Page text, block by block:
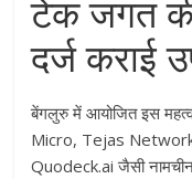
टेक जगत
दर्ज कराई
बेंगलुरु में आयोजित इस
Micro, Tejas
Quodeck.ai जैसी